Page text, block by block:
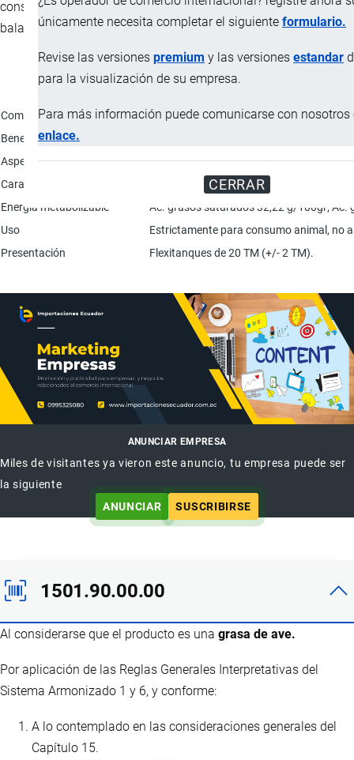
únicamente necesita completar el siguiente formulario.
Revise las versiones premium y las versiones estandar
para la visualización de su empresa.
Para más información puede comunicarse con nosotros
enlace.
CERRAR
conservación, utilizada para la elaboración de alimentos
balanceados para consumo animal.
Composición
Residuos de la matanza de aves
Beneficios
Aspecto
Líquido viscoso, color amarronado.
Características fisicoquímicas
Acidez exp. Ácido oleico 2,03 g/100g;
Energía metabolizable
Ác. grasos saturados 32,22 g/100gr;
Uso
Estrictamente para consumo animal, no
Presentación
Flexitanques de 20 TM (+/- 2 TM).
ANUNCIAR EMPRESA
Miles de visitantes ya vieron este anuncio, tu empresa puede ser
la siguiente
ANUNCIAR
SUSCRIBIRSE
1501.90.00.00
Al considerarse que el producto es una grasa de ave.
Por aplicación de las Reglas Generales Interpretativas del
Sistema Armonizado 1 y 6, y conforme:
A lo contemplado en las consideraciones generales del
Capítulo 15.